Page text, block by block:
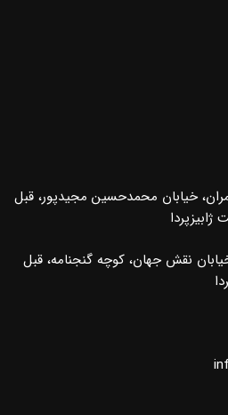
خیابان محمدحسین مجیدپور، قبل
خیابان نقش جهان، کوچه گنجنامه، قبل